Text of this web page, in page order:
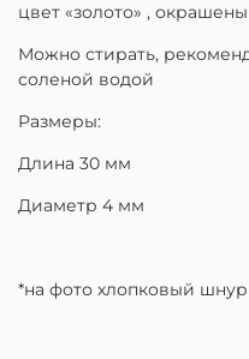
цвет «золото» ,
Можно стирать,
соленой водой
Размеры:
Длина 30 мм
Диаметр 4 мм
*на фото хлопковый